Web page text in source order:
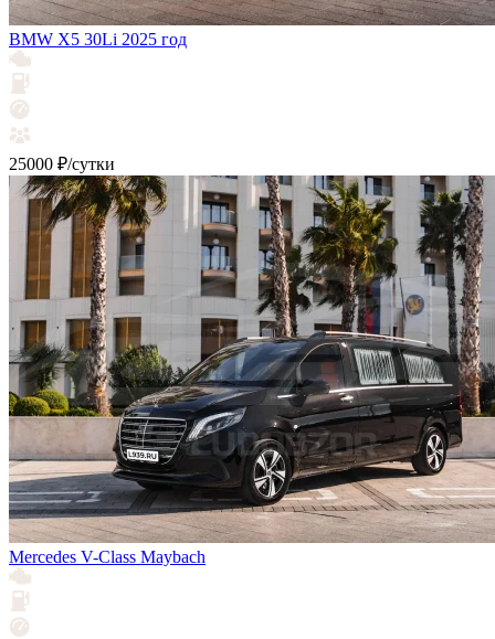
BMW X5 30Li 2025 год
25000 ₽/сутки
Mercedes V-Class Maybach